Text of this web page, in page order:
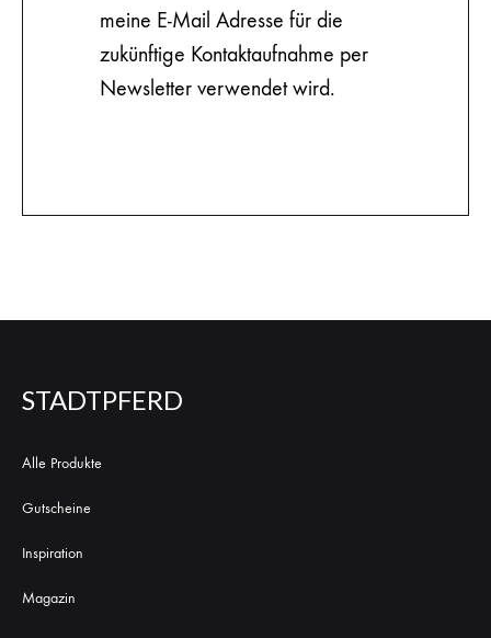
meine E-Mail Adresse für die
zukünftige Kontaktaufnahme per
Newsletter verwendet wird.
STADTPFERD
Alle Produkte
Gutscheine
Inspiration
Magazin